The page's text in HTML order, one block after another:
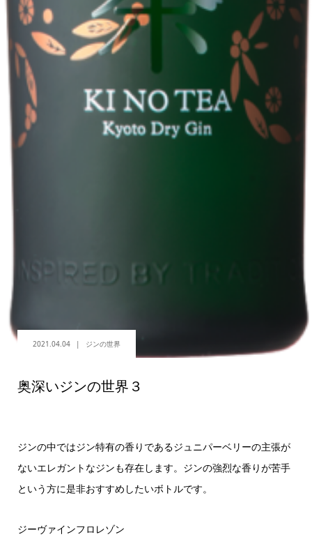
2021.04.04 ジンの世界
奥深いジンの世界３
ジンの中ではジン特有の香りであるジュニパーベリーの主張が
ないエレガントなジンも存在します。ジンの強烈な香りが苦手
という方に是非おすすめしたいボトルです。
ジーヴァインフロレゾン